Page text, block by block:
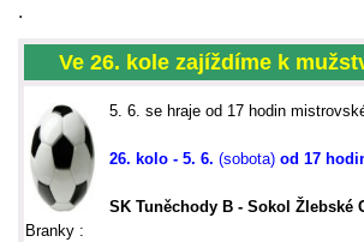
.
Ve 26. kole zajíždíme k
5. 6. se hraje od 17 hodin
26. kolo - 5. 6. (sobota) od 17
SK Tuněchody B - Sokol Žlebské
Branky :